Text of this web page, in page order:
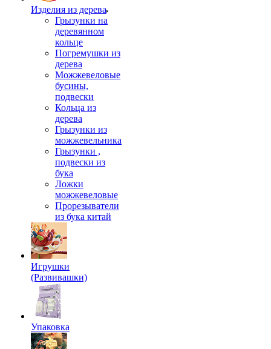
Изделия из дерева
Грызунки на
деревянном
кольце
Погремушки из
дерева
Можжевеловые
бусины,
подвески
Кольца из
дерева
Грызунки из
можжевельника
Грызунки ,
подвески из
бука
Ложки
можжевеловые
Прорезыватели
из бука китай
Игрушки
(Развивашки)
Упаковка